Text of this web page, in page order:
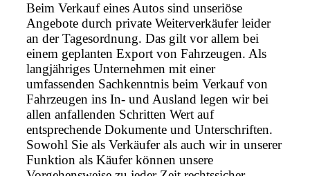
Beim Verkauf eines Autos sind unseriöse
Angebote durch private Weiterverkäufer leider
an der Tagesordnung. Das gilt vor allem bei
einem geplanten Export von Fahrzeugen. Als
langjähriges Unternehmen mit einer
umfassenden Sachkenntnis beim Verkauf von
Fahrzeugen ins In- und Ausland legen wir bei
allen anfallenden Schritten Wert auf
entsprechende Dokumente und Unterschriften.
Sowohl Sie als Verkäufer als auch wir in unserer
Funktion als Käufer können unsere